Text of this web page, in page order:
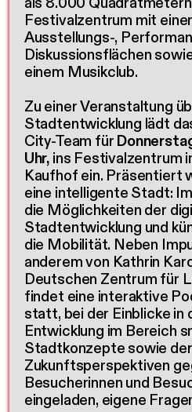
Festivalzentrum mit
Ausstellungs-,
Diskussionsflächen
einem Musikclub.
Zu einer Veranstaltung
Stadtentwicklung lädt
City-Team für
Uhr, ins Festivalzentrum
Kaufhof ein. Präsentiert
eine intelligente Stadt:
die Möglichkeiten der
Stadtentwicklung und
die Mobilität. Neben
anderem von Kathrin
Deutschen Zentrum für
findet eine interaktive
statt, bei der Einblicke in
Entwicklung im Bereich
Stadtkonzepte sowie
Zukunftsperspektiven
Besucherinnen und
eingeladen, eigene